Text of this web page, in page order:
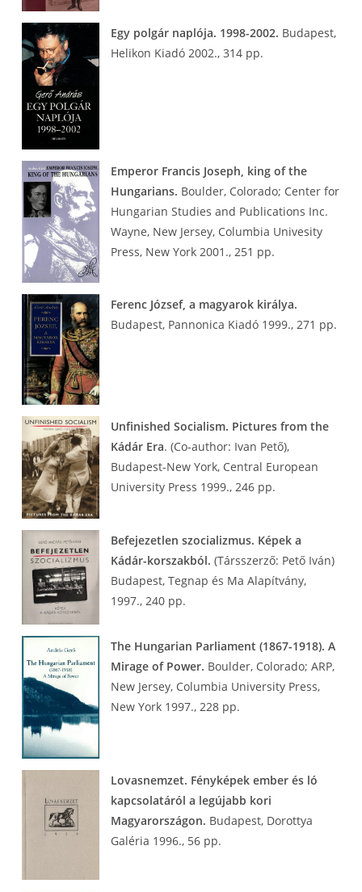
Egy polgár naplója. 1998-2002. Budapest,
Helikon Kiadó 2002., 314 pp.
Emperor Francis Joseph, king of the
Hungarians. Boulder, Colorado; Center for
Hungarian Studies and Publications Inc.
Wayne, New Jersey, Columbia Univesity
Press, New York 2001., 251 pp.
Ferenc József, a magyarok királya.
Budapest, Pannonica Kiadó 1999., 271 pp.
Unfinished Socialism. Pictures from the
Kádár Era. (Co-author: Ivan Pető),
Budapest-New York, Central European
University Press 1999., 246 pp.
Befejezetlen szocializmus. Képek a
Kádár-korszakból. (Társszerző: Pető Iván)
Budapest, Tegnap és Ma Alapítvány,
1997., 240 pp.
The Hungarian Parliament (1867-1918). A
Mirage of Power. Boulder, Colorado; ARP,
New Jersey, Columbia University Press,
New York 1997., 228 pp.
Lovasnemzet. Fényképek ember és ló
kapcsolatáról a legújabb kori
Magyarországon. Budapest, Dorottya
Galéria 1996., 56 pp.